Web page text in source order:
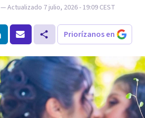
— Actualizado 7 julio, 2026 - 19:09 CEST
Priorízanos en